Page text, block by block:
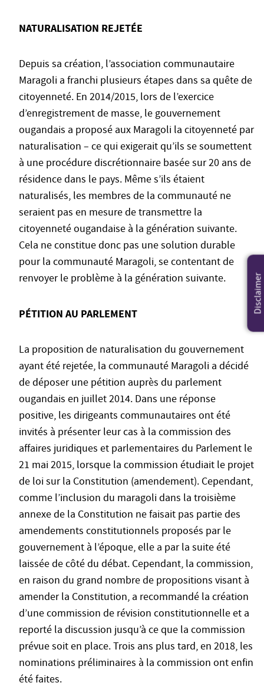
NATURALISATION REJETÉE
Depuis sa création, l’association communautaire
Maragoli a franchi plusieurs étapes dans sa quête de
citoyenneté. En 2014/2015, lors de l’exercice
d’enregistrement de masse, le gouvernement
ougandais a proposé aux Maragoli la citoyenneté par
naturalisation – ce qui exigerait qu’ils se soumettent
à une procédure discrétionnaire basée sur 20 ans de
résidence dans le pays. Même s’ils étaient
naturalisés, les membres de la communauté ne
seraient pas en mesure de transmettre la
citoyenneté ougandaise à la génération suivante.
Cela ne constitue donc pas une solution durable
pour la communauté Maragoli, se contentant de
renvoyer le problème à la génération suivante.
PÉTITION AU PARLEMENT
La proposition de naturalisation du gouvernement
ayant été rejetée, la communauté Maragoli a décidé
de déposer une pétition auprès du parlement
ougandais en juillet 2014. Dans une réponse
positive, les dirigeants communautaires ont été
invités à présenter leur cas à la commission des
affaires juridiques et parlementaires du Parlement le
21 mai 2015, lorsque la commission étudiait le projet
de loi sur la Constitution (amendement). Cependant,
comme l’inclusion du maragoli dans la troisième
annexe de la Constitution ne faisait pas partie des
amendements constitutionnels proposés par le
gouvernement à l’époque, elle a par la suite été
laissée de côté du débat. Cependant, la commission,
en raison du grand nombre de propositions visant à
amender la Constitution, a recommandé la création
d’une commission de révision constitutionnelle et a
reporté la discussion jusqu’à ce que la commission
prévue soit en place. Trois ans plus tard, en 2018, les
nominations préliminaires à la commission ont enfin
été faites.
Disclaimer